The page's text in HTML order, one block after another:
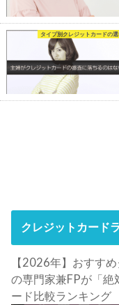
タイプ別クレジットカードの
クレジットカード
【2026年】おすす
の専門家兼FPが「絶
ード比較ランキング